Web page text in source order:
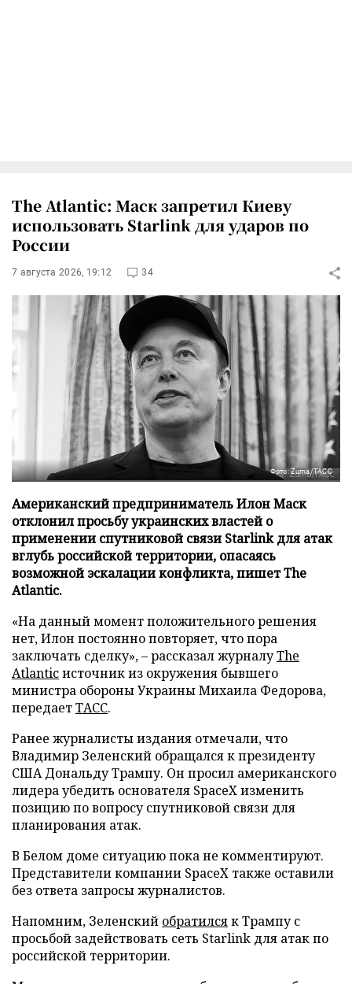
The Atlantic: Маск запретил Киеву
использовать Starlink для ударов по
России
7 августа 2026, 19:12 34
Фото: Zuma/ТАСС
Американский предприниматель Илон Маск
отклонил просьбу украинских властей о
применении спутниковой связи Starlink для атак
вглубь российской территории, опасаясь
возможной эскалации конфликта, пишет The
Atlantic.
«На данный момент положительного решения
нет, Илон постоянно повторяет, что пора
заключать сделку», – рассказал журналуThe
Atlanticисточник из окружения бывшего
министра обороны Украины Михаила Федорова,
передаетТАСС.
Ранее журналисты издания отмечали, что
Владимир Зеленский обращался к президенту
США Дональду Трампу. Он просил американского
лидера убедить основателя SpaceX изменить
позицию по вопросу спутниковой связи для
планирования атак.
В Белом доме ситуацию пока не комментируют.
Представители компании SpaceX также оставили
без ответа запросы журналистов.
Напомним, Зеленский обратилсяк Трампу с
просьбой задействовать сеть Starlink для атак по
российской территории.